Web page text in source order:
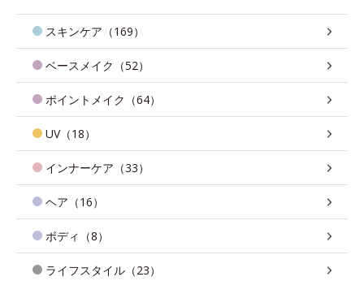
スキンケア（169）
ベースメイク（52）
ポイントメイク（64）
UV（18）
インナーケア（33）
ヘア（16）
ボディ（8）
ライフスタイル（23）